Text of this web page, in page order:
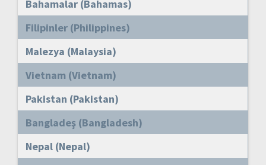
Bahamalar (Bahamas)
Filipinler (Philippines)
Malezya (Malaysia)
Vietnam (Vietnam)
Pakistan (Pakistan)
Bangladeş (Bangladesh)
Nepal (Nepal)